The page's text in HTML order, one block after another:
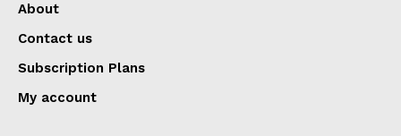
About
Contact us
Subscription Plans
My account